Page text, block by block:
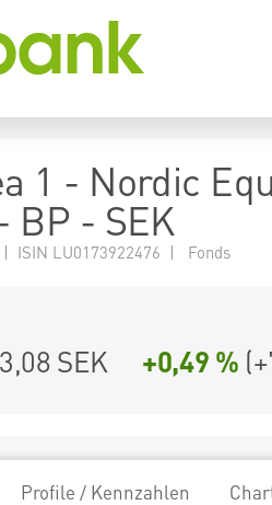
1 - Nordic
BP - SEK
| ISIN LU0173922476 | Fonds
SEK +0,49 % (
Profile / Kennzahlen